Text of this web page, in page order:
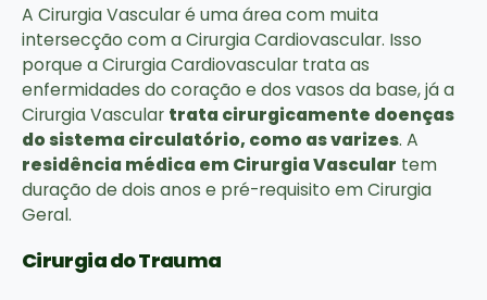
A Cirurgia Vascular é uma área com muita
intersecção com a Cirurgia Cardiovascular. Isso
porque a Cirurgia Cardiovascular trata as
enfermidades do coração e dos vasos da base, já a
Cirurgia Vascular trata cirurgicamente doenças
do sistema circulatório, como as varizes. A
residência médica em Cirurgia Vascular tem
duração de dois anos e pré-requisito em Cirurgia
Geral.
Cirurgia do Trauma